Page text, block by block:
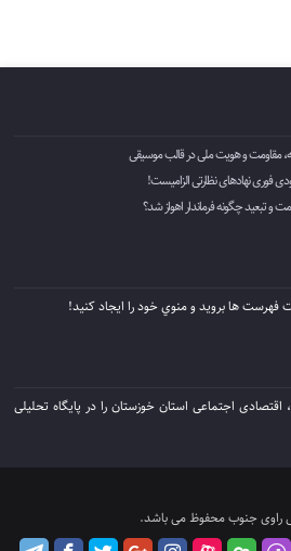
مقاومت و هویت ملی در قالب موسیقی
فوری نهادهای نظارتی الزامیست!
تبعید چگونه فرماندار اهواز شد؟
ها برويد و منوي خود را ايجاد كنيد!
اجتماعی استان خوزستان را در پایگاه تحلیلی
راوی جنوب محفوظ می باشد.